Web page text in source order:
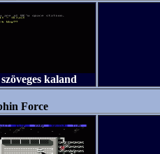
szöveges kaland
Force